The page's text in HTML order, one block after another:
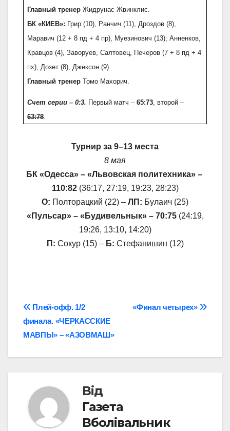
Главный тренер Жидрунас Жвинклис.
БК «КИЕВ»: Грир (10), Ранчич (11), Дроздов (8),
Маравич (12 + 8 пд + 4 пр), Муезинович (13); Анненков,
Кравцов (4), Заворуев, Салтовец, Печеров (7 + 8 пд + 4
пх), Дозет (8), Джексон (9).
Главный тренер Томо Махорич.
Счет серии – 0:3. Первый матч –65:73, второй –
63:78.
Турнир за 9–13 места
8 мая
БК «Одесса» – «Львовская политехника» –
110:82(36:17, 27:19, 19:23, 28:23)
О: Полторацкий (22) – ЛП: Булаич (25)
«Пульсар» – «Будивельнык» – 70:75(24:19,
19:26, 13:10, 14:20)
П: Сокур (15) – Б: Стефанишин (12)
Навігація
записів
«Финал четырех»
Плей-офф. 1/2
финала. «ЧЕРКАССКИЕ
МАВПЫ» – «АЗОВМАШ»
Від
Газета
Вболівальник